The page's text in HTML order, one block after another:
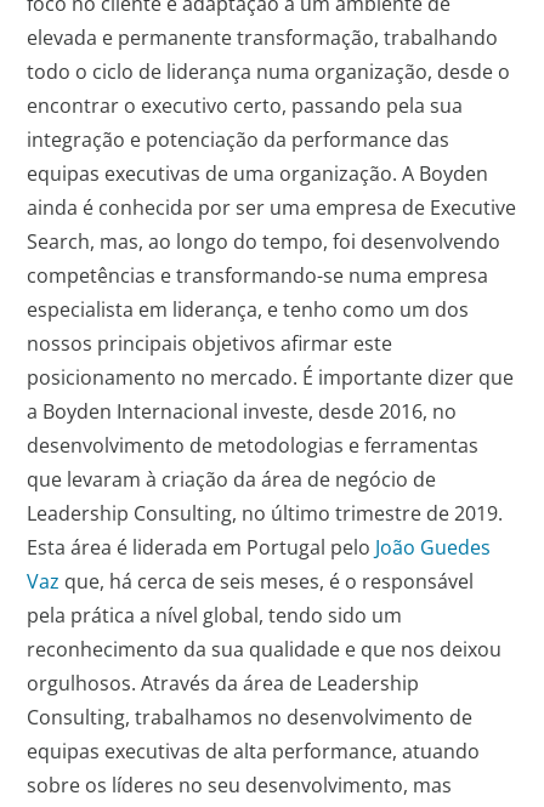
elevada e permanente transformação, trabalhando
todo o ciclo de liderança numa organização, desde o
encontrar o executivo certo, passando pela sua
integração e potenciação da performance das
equipas executivas de uma organização. A Boyden
ainda é conhecida por ser uma empresa de Executive
Search, mas, ao longo do tempo, foi desenvolvendo
competências e transformando-se numa empresa
especialista em liderança, e tenho como um dos
nossos principais objetivos afirmar este
posicionamento no mercado. É importante dizer que
a Boyden Internacional investe, desde 2016, no
desenvolvimento de metodologias e ferramentas
que levaram à criação da área de negócio de
Leadership Consulting, no último trimestre de 2019.
Esta área é liderada em Portugal pelo João Guedes
Vaz que, há cerca de seis meses, é o responsável
pela prática a nível global, tendo sido um
reconhecimento da sua qualidade e que nos deixou
orgulhosos. Através da área de Leadership
Consulting, trabalhamos no desenvolvimento de
equipas executivas de alta performance, atuando
sobre os líderes no seu desenvolvimento, mas